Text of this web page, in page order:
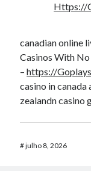
Https://
canadian online
Casinos With
–https://
casino in
zealandn casino
#julho 8, 2026